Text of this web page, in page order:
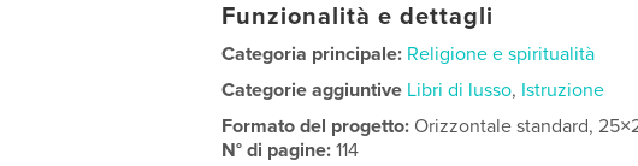
Funzionalità e dettagli
Categoria principale: Religione e spiritualità
Categorie aggiuntive Libri di lusso, Istruzione
Formato del progetto:Orizzontale standard,
N° di pagine:114